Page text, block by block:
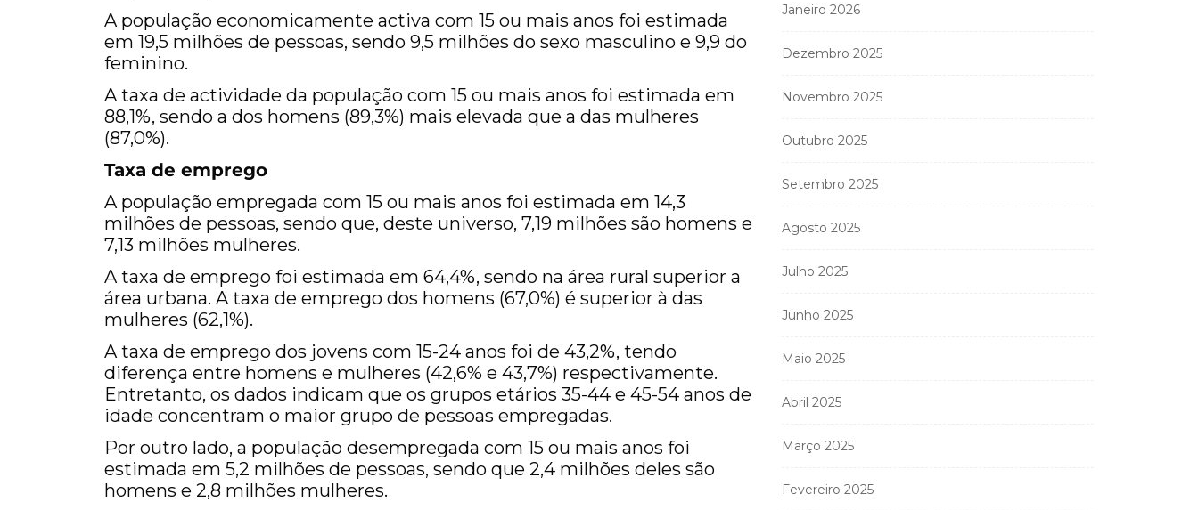
A população economicamente activa com 15 ou mais anos foi estimada
em 19,5 milhões de pessoas, sendo 9,5 milhões do sexo masculino e 9,9 do
feminino.
A taxa de actividade da população com 15 ou mais anos foi estimada em
88,1%, sendo a dos homens (89,3%) mais elevada que a das mulheres
(87,0%).
Taxa de emprego
A população empregada com 15 ou mais anos foi estimada em 14,3
milhões de pessoas, sendo que, deste universo, 7,19 milhões são homens e
7,13 milhões mulheres.
A taxa de emprego foi estimada em 64,4%, sendo na área rural superior a
área urbana. A taxa de emprego dos homens (67,0%) é superior à das
mulheres (62,1%).
A taxa de emprego dos jovens com 15-24 anos foi de 43,2%, tendo
diferença entre homens e mulheres (42,6% e 43,7%) respectivamente.
Entretanto, os dados indicam que os grupos etários 35-44 e 45-54 anos de
idade concentram o maior grupo de pessoas empregadas.
Por outro lado, a população desempregada com 15 ou mais anos foi
estimada em 5,2 milhões de pessoas, sendo que 2,4 milhões deles são
homens e 2,8 milhões mulheres.
Janeiro 2026
Dezembro 2025
Novembro 2025
Outubro 2025
Setembro 2025
Agosto 2025
Julho 2025
Junho 2025
Maio 2025
Abril 2025
Março 2025
Fevereiro 2025